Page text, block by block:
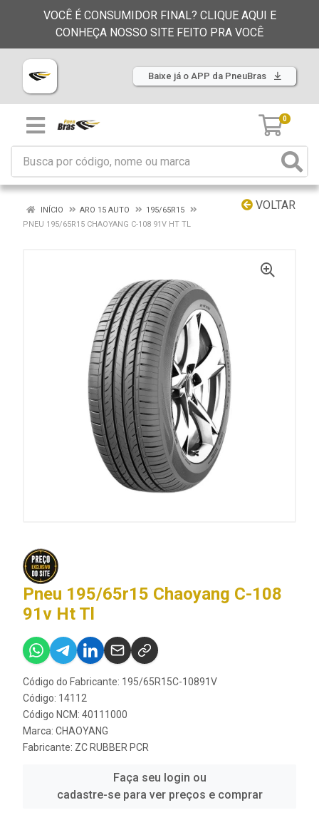
VOCÊ É CONSUMIDOR FINAL? CLIQUE AQUI E
CONHEÇA NOSSO SITE FEITO PRA VOCÊ
Baixe já o APP da PneuBras
0
VOLTAR
INÍCIO ARO 15 AUTO
195/65R15
PNEU 195/65R15 CHAOYANG C-108 91V HT TL
Pneu 195/65r15 Chaoyang C-108
91v Ht Tl
Código do Fabricante: 195/65R15C-10891V
Código: 14112
Código NCM: 40111000
Marca: CHAOYANG
Fabricante: ZC RUBBER PCR
Faça seu login ou
cadastre-se para ver preços e comprar